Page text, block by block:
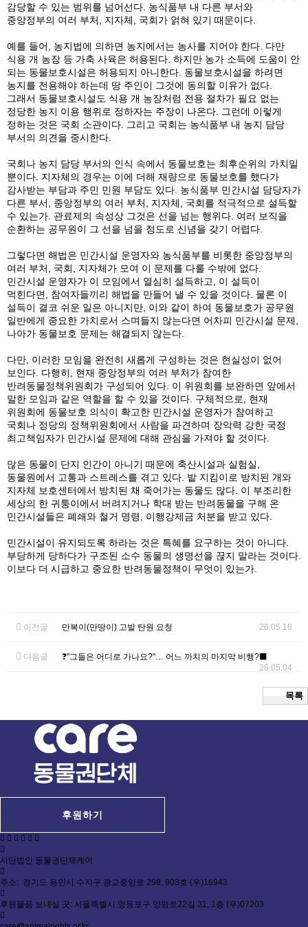
감당할 수 있는 범위를 넘어선다. 농식품부 내 다른 부서와
중앙정부의 여러 부처, 지자체, 국회가 얽혀 있기 때문이다.
예를 들어, 농지법에 의하면 농지에서는 농사를 지어야 한다. 다만
식용 개 농장 등 가축 사육은 허용된다. 하지만 농가 소득에 도움이 안
되는 동물보호시설은 허용되지 아니한다. 동물보호시설을 하려면
농지를 전용해야 하는데 땅 주인이 그것에 동의할 이유가 없다.
그래서 동물보호시설도 식용 개 농장처럼 전용 절차가 필요 없는
정당한 농지 이용 행위로 정하자는 주장이 나온다. 그런데 이렇게
정하는 것은 국회 소관이다. 그리고 국회는 농식품부 내 농지 담당
부서의 의견을 중시한다.
국회나 농지 담당 부서의 인식 속에서 동물보호는 최후순위의 가치일
뿐이다. 지자체의 경우는 이에 더해 재량으로 동물보호를 했다가
감사받는 부담과 주민 민원 부담도 있다. 농식품부 민간시설 담당자가
다른 부서, 중앙정부의 여러 부처, 지자체, 국회를 적극적으로 설득할
수 있는가. 관료제의 속성상 그것은 선을 넘는 행위다. 여러 보직을
순환하는 공무원이 그 선을 넘을 정도로 신념을 갖기 어렵다.
그렇다면 해법은 민간시설 운영자와 농식품부를 비롯한 중앙정부의
여러 부처, 국회, 지자체가 모여 이 문제를 다룰 수밖에 없다.
민간시설 운영자가 이 모임에서 열심히 설득하고, 이 설득이
먹힌다면, 참여자들끼리 해법을 만들어 낼 수 있을 것이다. 물론 이
설득이 결코 쉬운 일은 아니지만, 이와 같이 하여 동물보호가 공무원
일반에게 중요한 가치로서 스며들지 않는다면 어차피 민간시설 문제,
나아가 동물보호 문제는 해결되지 않는다.
다만, 이러한 모임을 완전히 새롭게 구성하는 것은 현실성이 없어
보인다. 다행히, 현재 중앙정부의 여러 부처가 참여한
반려동물정책위원회가 구성되어 있다. 이 위원회를 보완하면 앞에서
말한 모임과 같은 역할을 할 수 있을 것이다. 구체적으로, 현재
위원회에 동물보호 의식이 확고한 민간시설 운영자가 참여하고
국회나 정당의 정책위원회에서 사람을 파견하며 장악력 강한 국정
최고책임자가 민간시설 문제에 대해 관심을 가져야 할 것이다.
많은 동물이 단지 인간이 아니기 때문에 축산시설과 실험실,
동물원에서 고통과 스트레스를 겪고 있다. 밭 지킴이로 방치된 개와
지자체 보호센터에서 방치된 채 죽어가는 동물도 많다. 이 부조리한
세상의 한 귀퉁이에서 버려지거나 학대 받는 반려동물을 구해 온
민간시설들은 폐쇄와 철거 명령, 이행강제금 처분을 받고 있다.
민간시설이 유지되도록 하라는 것은 특혜를 요구하는 것이 아니다.
부당하게 당하다가 구조된 소수 동물의 생명선을 끊지 말라는 것이다.
이보다 더 시급하고 중요한 반려동물정책이 무엇이 있는가.
이전글 만복이(만땅이) 고발 탄원 요청 26.05.18
다음글
❓️"그들은 어디로 가나요?"… 어느 까치의 마지막 비행?‍⬛
26.05.04
목록
후원하기
사단법인 동물권단체케어
주소: 경기도 용인시 수지구 광교중앙로 298, 903호 (우)16943
후원물품 보내실 곳: 서울특별시 영등포구 양평로22길 31, 1층 (우)07203